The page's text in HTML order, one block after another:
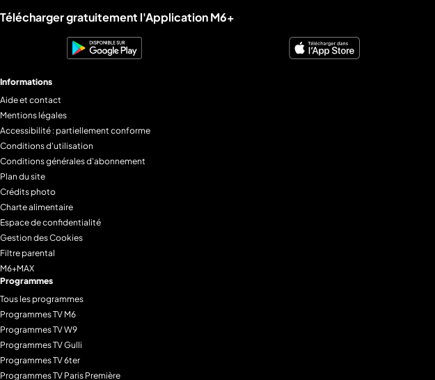
Liens utiles M6+.
Télécharger gratuitement l'Application M6+
Informations
Aide et contact
Mentions légales
Accessibilité : partiellement conforme
Conditions d'utilisation
Conditions générales d'abonnement
Plan du site
Crédits photo
Charte alimentaire
Espace de confidentialité
Gestion des Cookies
Filtre parental
M6+MAX
Programmes
Tous les programmes
Programmes TV M6
Programmes TV W9
Programmes TV Gulli
Programmes TV 6ter
Programmes TV Paris Première